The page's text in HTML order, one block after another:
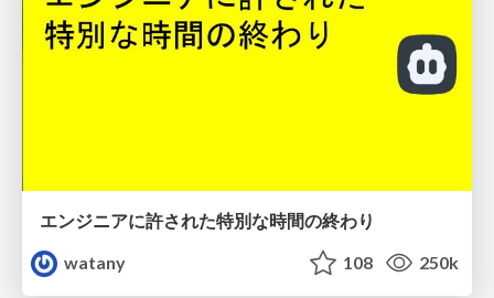
エンジニアに許された特別な時間の終わり
watany
108 250k